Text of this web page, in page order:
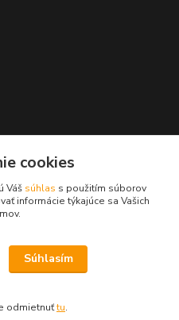
album.sk
cookies
Váš súhlas s použitím súborov
informácie týkajúce sa Vašich
Súhlasím
odmietnuťtu.